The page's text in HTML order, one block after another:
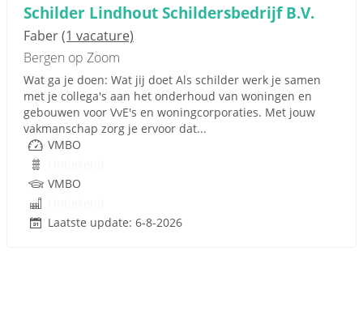
Schilder Lindhout Schildersbedrijf B.V.
Faber(1 vacature)
Bergen op Zoom
Wat ga je doen: Wat jij doet Als schilder werk je samen
met je collega's aan het onderhoud van woningen en
gebouwen voor VvE's en woningcorporaties. Met jouw
vakmanschap zorg je ervoor dat...
VMBO
VMBO
Laatste update: 6-8-2026